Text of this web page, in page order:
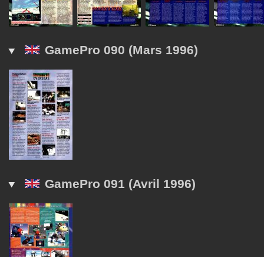
GamePro 090 (Mars 1996)
GamePro 091 (Avril 1996)